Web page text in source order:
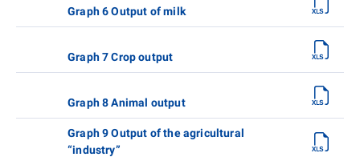
Graph 6 Output of milk
Graph 7 Crop output
Graph 8 Animal output
Graph 9 Output of the agricultural
“industry”